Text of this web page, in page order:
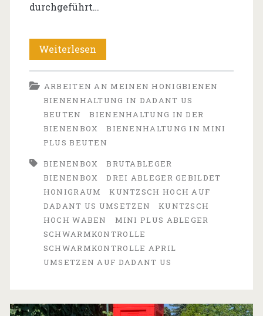
durchgeführt…
Weiterlesen
Ableger
gebildet
und
Schwarmkontrolle
ARBEITEN AN MEINEN HONIGBIENEN
BIENENHALTUNG IN DADANT US
BEUTEN
BIENENHALTUNG IN DER
BIENENBOX
BIENENHALTUNG IN MINI
PLUS BEUTEN
BIENENBOX
BRUTABLEGER
BIENENBOX
DREI ABLEGER GEBILDET
HONIGRAUM
KUNTZSCH HOCH AUF
DADANT US UMSETZEN
KUNTZSCH
HOCH WABEN
MINI PLUS ABLEGER
SCHWARMKONTROLLE
SCHWARMKONTROLLE APRIL
UMSETZEN AUF DADANT US